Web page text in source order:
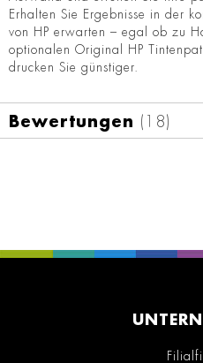
Erhalten Sie Ergebnisse in der
von HP erwarten – egal ob zu
optionalen Original HP
drucken Sie günstiger.
Bewertungen 18